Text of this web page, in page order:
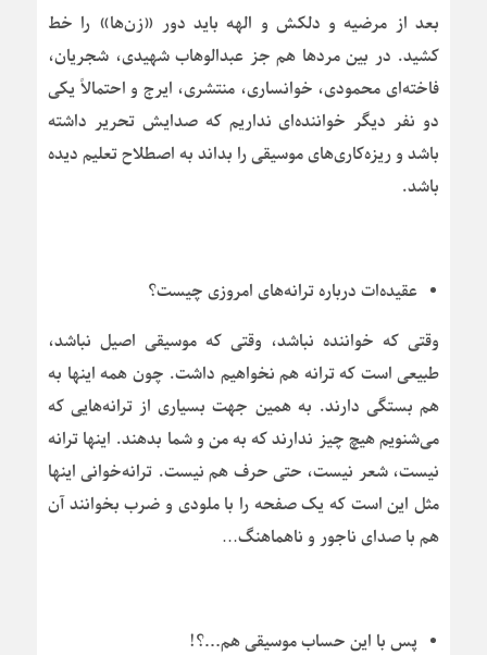
بعد از مرضیه و دلکش و الهه باید دور «زن‌ها» را خط
کشید. در بین مردها هم جز عبدالوهاب شهیدی، شجریان،
فاخته‌ای محمودی، خوانساری، منتشری، ایرج و احتمالاً یکی
دو نفر دیگر خواننده‌ای نداریم که صدایش تحریر داشته
باشد و ریزه‌کاری‌های موسیقی را بداند به اصطلاح تعلیم دیده
باشد.
عقیده‌ات درباره ترانه‌های امروزی چیست؟
وقتی که خواننده نباشد، وقتی که موسیقی اصیل نباشد،
طبیعی است که ترانه هم نخواهیم داشت. چون همه اینها به
هم بستگی دارند. به همین جهت بسیاری از ترانه‌هایی که
می‌شنویم هیچ چیز ندارند که به من و شما بدهند. اینها ترانه
نیست، شعر نیست، حتی حرف هم نیست. ترانه‌خوانی اینها
مثل این است که یک صفحه را با ملودی و ضرب بخوانند آن
هم با صدای ناجور و ناهماهنگ…
پس با این حساب موسیقی هم…؟!